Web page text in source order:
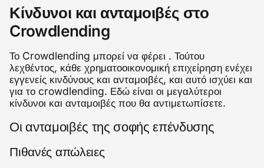
Κίνδυνοι και ανταμοιβές στο
Crowdlending
Το Crowdlending μπορεί να φέρει . Τούτου
λεχθέντος, κάθε χρηματοοικονομική επιχείρηση ενέχει
εγγενείς κινδύνους και ανταμοιβές, και αυτό ισχύει και
για το crowdlending. Εδώ είναι οι μεγαλύτεροι
κίνδυνοι και ανταμοιβές που θα αντιμετωπίσετε.
Οι ανταμοιβές της σοφής επένδυσης
Πιθανές απώλειες